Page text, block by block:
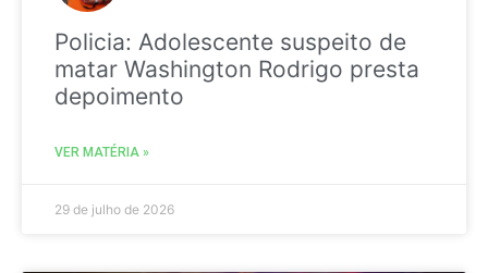
Policia: Adolescente suspeito de
matar Washington Rodrigo presta
depoimento
VER MATÉRIA »
29 de julho de 2026